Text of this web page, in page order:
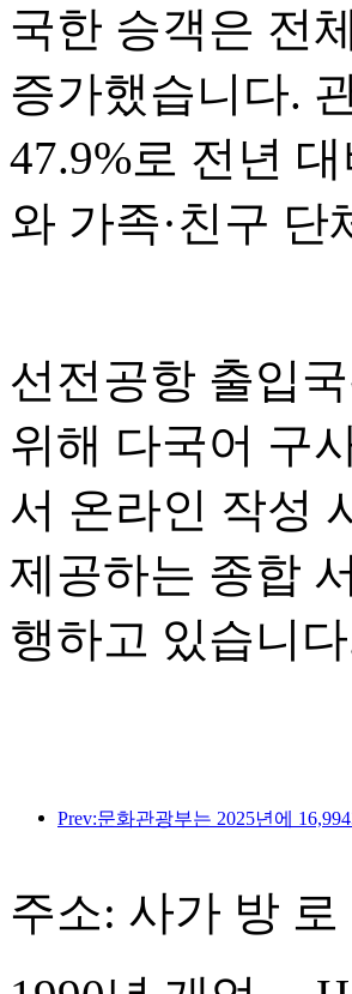
국한 승객은 전
증가했습니다.
47.9%로 전년
와 가족·친구
선전공항 출입
위해 다국어 구
서 온라인 작성
제공하는 종합
행하고 있습니
주소: 사가 방